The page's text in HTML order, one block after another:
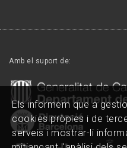
Amb el suport de:
Els informem que a
cookies pròpies i de
serveis i mostrar-li